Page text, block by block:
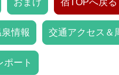
おまけ 宿TOPへ戻る
情報 交通アクセス＆
ポート